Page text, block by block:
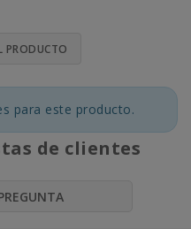
PRODUCTO
para este producto.
de clientes